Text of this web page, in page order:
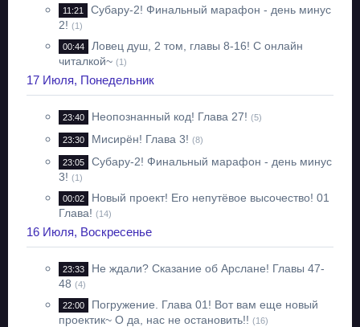
11:21
Субару-2! Финальный марафон - день минус
2! (1)
00:44
Ловец душ, 2 том, главы 8-16! С онлайн
читалкой~ (1)
17 Июля, Понедельник
23:40 Неопознанный код! Глава 27! (5)
23:30 Мисирён! Глава 3! (8)
23:05
Субару-2! Финальный марафон - день минус
3! (1)
00:02
Новый проект! Его непутёвое высочество! 01
Глава! (14)
16 Июля, Воскресенье
23:33
Не ждали? Сказание об Арслане! Главы 47-
48 (4)
22:00
Погружение. Глава 01! Вот вам еще новый
проектик~ О да, нас не остановить!! (16)